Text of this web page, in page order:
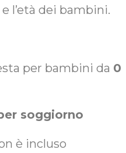
l’età dei bambini.
per bambini da 0
soggiorno
è incluso